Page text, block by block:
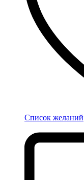
Список желаний